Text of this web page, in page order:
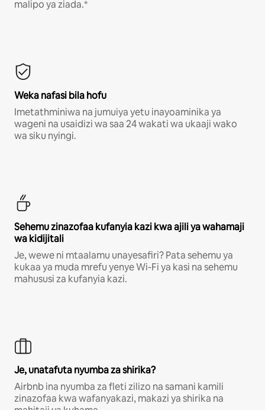
malipo ya ziada.*
Weka nafasi bila hofu
Imetathminiwa na jumuiya yetu inayoaminika ya
wageni na usaidizi wa saa 24 wakati wa ukaaji wako
wa siku nyingi.
Sehemu zinazofaa kufanyia kazi kwa ajili ya wahamaji
wa kidijitali
Je, wewe ni mtaalamu unayesafiri? Pata sehemu ya
kukaa ya muda mrefu yenye Wi-Fi ya kasi na sehemu
mahususi za kufanyia kazi.
Je, unatafuta nyumba za shirika?
Airbnb ina nyumba za fleti zilizo na samani kamili
zinazofaa kwa wafanyakazi, makazi ya shirika na